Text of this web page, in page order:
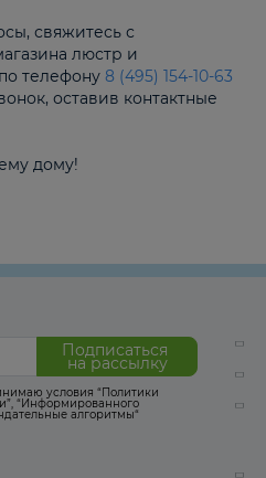
свяжитесь с
люстр и
телефону 8 (495) 154-10-63
оставив контактные
дому!
Подписаться
на рассылку
условия “Политики
, “Информированного
алгоритмы“